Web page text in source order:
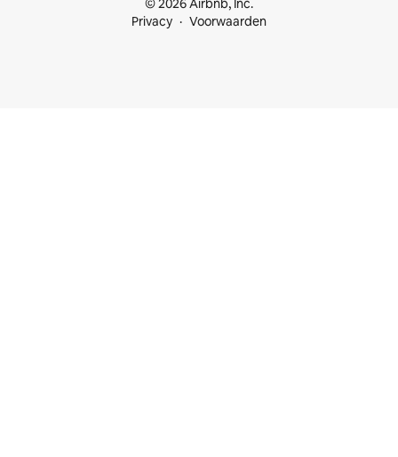
© 2026 Airbnb, Inc.
Privacy
Voorwaarden